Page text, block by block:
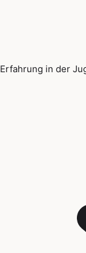
Erfahrung in der